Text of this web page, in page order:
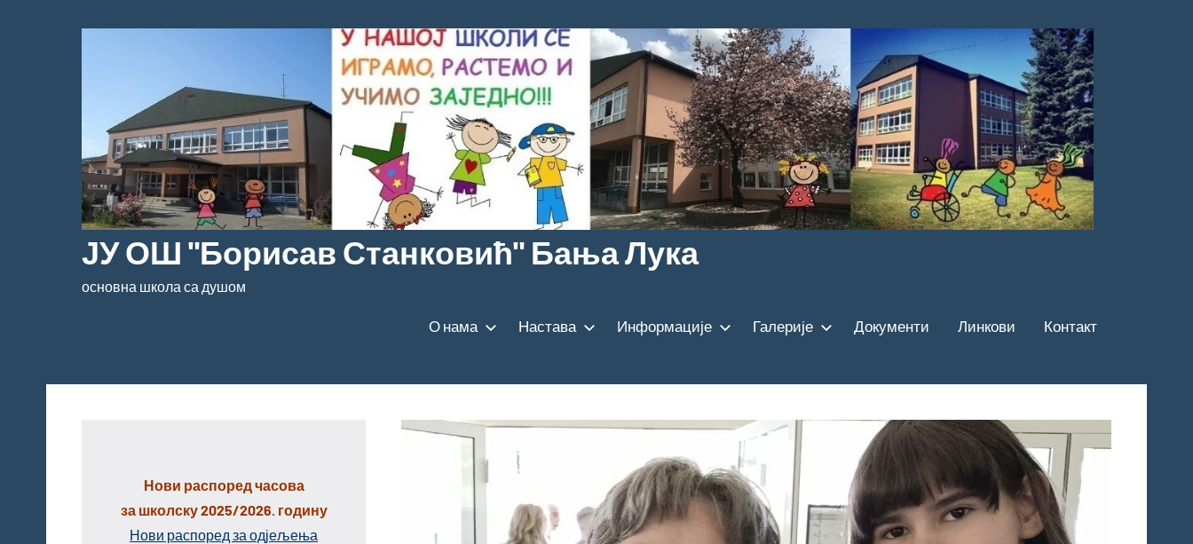
ЈУ ОШ "Борисав Станковић" Бања Лука
основна школа са душом
О нама Настава Информације Галерије Документи Линкови Контакт
Нови распоред часова
за школску 2025/2026. годину
Нови распоред за одјељења